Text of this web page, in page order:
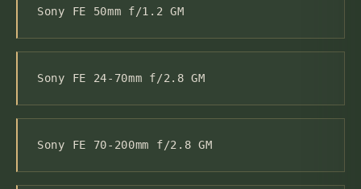
Sony FE 50mm f/1.2 GM
Sony FE 24-70mm f/2.8 GM
Sony FE 70-200mm f/2.8 GM